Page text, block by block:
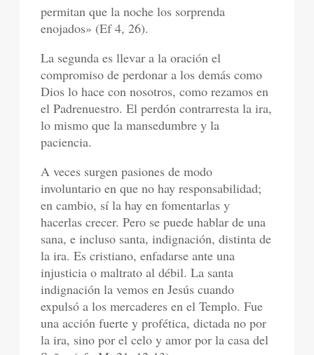
permitan que la noche los sorprenda
enojados» (Ef 4, 26).
La segunda es llevar a la oración el
compromiso de perdonar a los demás como
Dios lo hace con nosotros, como rezamos en
el Padrenuestro. El perdón contrarresta la ira,
lo mismo que la mansedumbre y la
paciencia.
A veces surgen pasiones de modo
involuntario en que no hay responsabilidad;
en cambio, sí la hay en fomentarlas y
hacerlas crecer. Pero se puede hablar de una
sana, e incluso santa, indignación, distinta de
la ira. Es cristiano, enfadarse ante una
injusticia o maltrato al débil. La santa
indignación la vemos en Jesús cuando
expulsó a los mercaderes en el Templo. Fue
una acción fuerte y profética, dictada no por
la ira, sino por el celo y amor por la casa del